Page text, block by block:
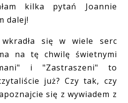
kilka pytań Joannie
dalej!
się w wiele serc
na tę chwilę świetnymi
i "Zastraszeni" to
już? Czy tak, czy
się z wywiadem z